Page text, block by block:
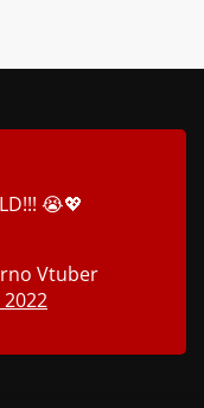
😭💖
Vtuber